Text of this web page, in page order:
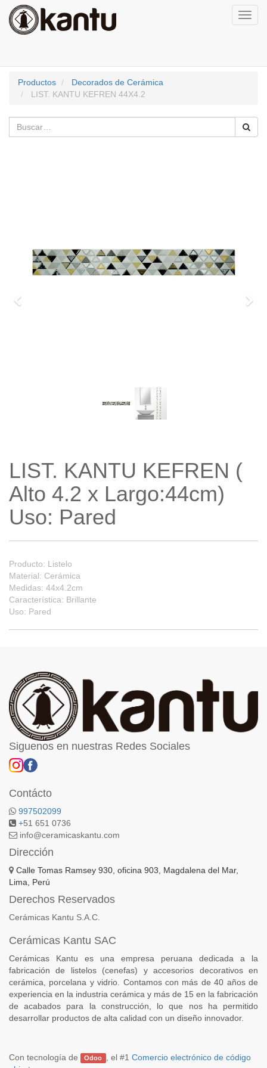
Productos
Decorados de Cerámica
LIST. KANTU KEFREN 44X4.2
LIST. KANTU KEFREN (
Alto 4.2 x Largo:44cm)
Uso: Pared
Producto: Listelo
Material: Cerámica
Medidas: 44x4.2cm
Característica: Brillante
Uso: Pared
Siguenos en nuestras Redes Sociales
Contácto
997502099
+51 651 0736
info@ceramicaskantu.com
Dirección
Calle Tomas Ramsey 930, oficina 903, Magdalena del Mar,
Lima, Perú
Derechos Reservados
Cerámicas Kantu S.A.C.
Cerámicas Kantu SAC
Cerámicas Kantu es una empresa peruana dedicada a la
fabricación de listelos (cenefas) y accesorios decorativos en
cerámica, porcelana y vidrio. Contamos con más de 40 años de
experiencia en la industria cerámica y más de 15 en la fabricación
de acabados para la construcción, lo que nos ha permitido
desarrollar productos de alta calidad con un diseño innovador.
Con tecnología de Odoo , el #1 Comercio electrónico de código